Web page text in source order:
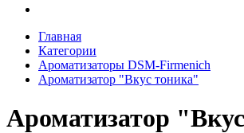
Главная
Категории
Ароматизаторы DSM-Firmenich
Ароматизатор "Вкус тоника"
Ароматизатор